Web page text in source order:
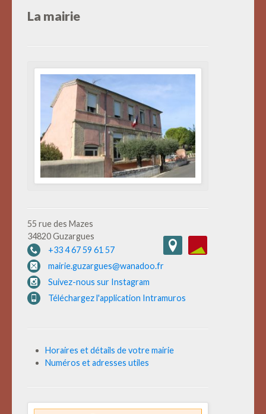
La mairie
55 rue des Mazes
34820 Guzargues
+33 4 67 59 61 57
mairie.guzargues@wanadoo.fr
Suivez-nous sur Instagram
Téléchargez l'application Intramuros
Horaires et détails de votre mairie
Numéros et adresses utiles